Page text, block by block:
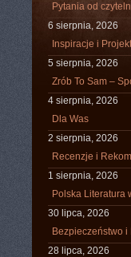
Pytania od
6 sierpnia, 2026
Inspiracje i
5 sierpnia, 2026
Zrób To Sam –
4 sierpnia, 2026
Dla Was
2 sierpnia, 2026
Recenzje i
1 sierpnia, 2026
Polska Literatura
30 lipca, 2026
Bezpieczeństwo i
28 lipca, 2026